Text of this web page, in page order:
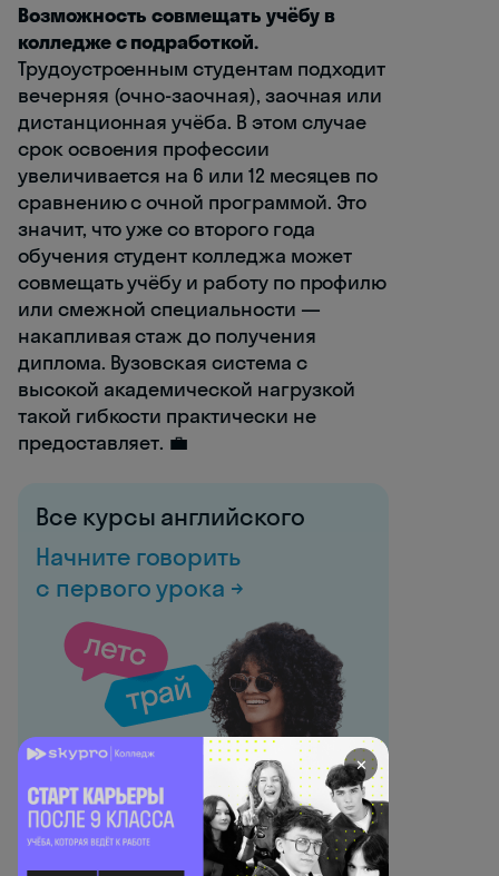
Возможность совмещать учёбу в
колледже с подработкой.
Трудоустроенным студентам подходит
вечерняя (очно-заочная), заочная или
дистанционная учёба. В этом случае
срок освоения профессии
увеличивается на 6 или 12 месяцев по
сравнению с очной программой. Это
значит, что уже со второго года
обучения студент колледжа может
совмещать учёбу и работу по профилю
или смежной специальности —
накапливая стаж до получения
диплома. Вузовская система с
высокой академической нагрузкой
такой гибкости практически не
предоставляет. 💼
Все курсы английского
Начните говорить
с первого урока →
✕